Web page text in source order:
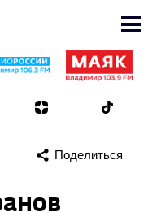
Поделиться